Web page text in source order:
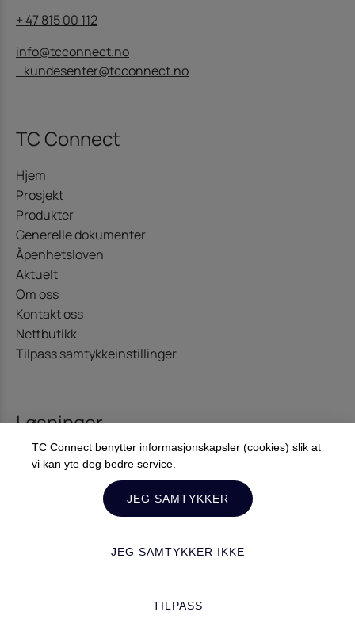
+ 47 815 00 112
info@tcconnect.no
kundesenter@tcconnect.no
TC Connect
Hjem
Prosjekt
Produkter
Generelle dokumenter
Åpenhetsloven
Aktuelt
Om oss
Kontakt oss
Nettbutikk
Tilpass samtykkeinstillinger
Løsninger
Kommunikasjon
Offshore – Energi
Kontakt oss
TC Connect benytter informasjonskapsler (cookies) slik at
vi kan yte deg bedre service.
JEG SAMTYKKER
JEG SAMTYKKER IKKE
TILPASS